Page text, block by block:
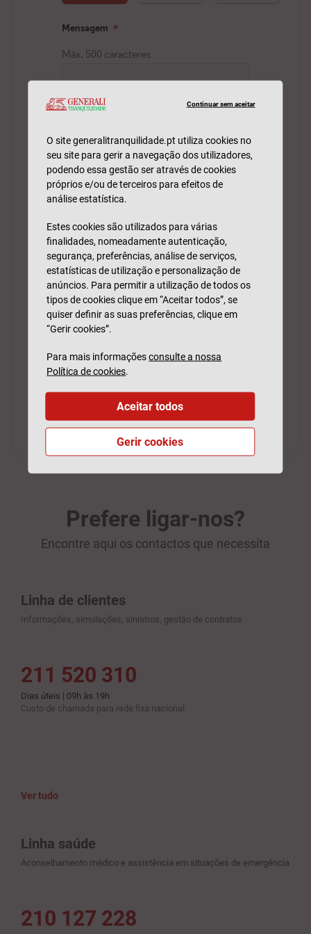
Prefere ligar-nos?
Encontre aqui os contactos que necessita
Linha de clientes
Informações, simulações, sinistros, gestão de contratos
211 520 310
Dias úteis | 09h às 19h
Custo de chamada para rede fixa nacional
Ver tudo
Linha saúde
Aconselhamento médico e assistência em situações de emergência
210 127 228
Continuar sem aceitar
O site generalitranquilidade.pt utiliza cookies no
seu site para gerir a navegação dos utilizadores,
podendo essa gestão ser através de cookies
próprios e/ou de terceiros para efeitos de
análise estatística.
Estes cookies são utilizados para várias
finalidades, nomeadamente autenticação,
segurança, preferências, análise de serviços,
estatísticas de utilização e personalização de
anúncios. Para permitir a utilização de todos os
tipos de cookies clique em “Aceitar todos”, se
quiser definir as suas preferências, clique em
“Gerir cookies”.
Para mais informaçõesconsulte a nossa
Política de cookies.
Gerir cookies
Aceitar todos